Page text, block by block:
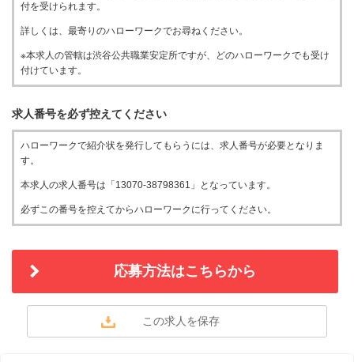
付を受けられます。
詳しくは、最寄りのハローワークでお尋ねください。
※本求人の管轄は渋谷公共職業安定所ですが、どのハローワークでも受け
付けています。
求人番号を必ず控えてください
ハローワークで紹介状を発行してもらうには、求人番号が必要となりま
す。
本求人の求人番号は「13070-38798361」となっています。
必ずこの番号を控えてからハローワークに行ってください。
応募方法はこちらから